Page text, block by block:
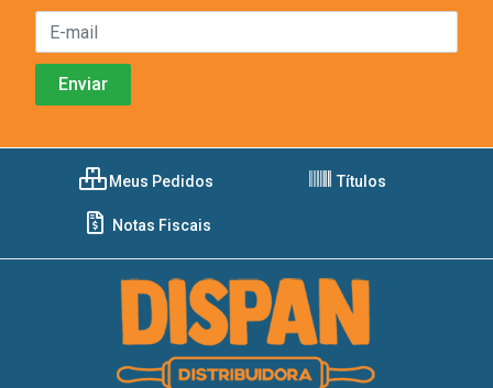
Meus Pedidos Títulos
Notas Fiscais